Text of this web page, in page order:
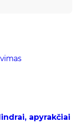
apyrakčiai